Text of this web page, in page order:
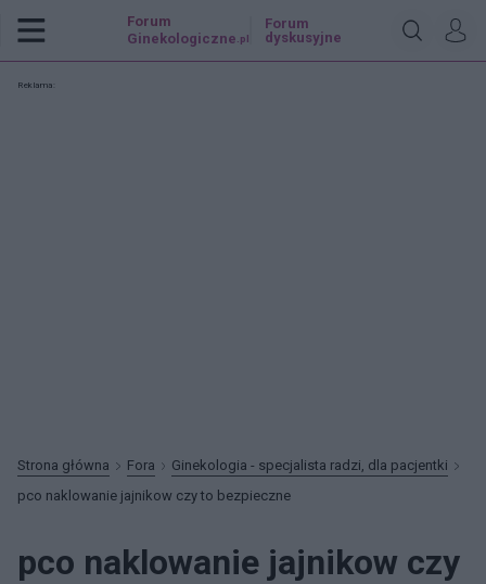
Forum
Ginekologiczne .pl
Forum
dyskusyjne
Reklama:
Strona główna Fora
Ginekologia - specjalista radzi, dla pacjentki
pco naklowanie jajnikow czy to bezpieczne
pco naklowanie jajnikow czy